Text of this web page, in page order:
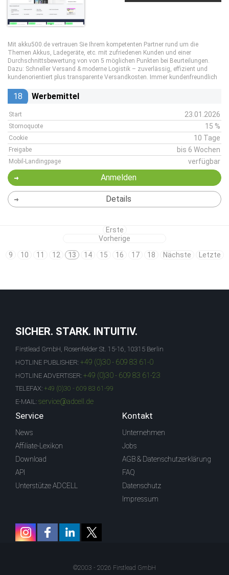
Mit akku500.de vertrauen Sie Ihrem kompetenten Partner rund um die
Themen Akkus, Ladegeräte, etc. mit zufriedenen Kunden und einer
Durchschnittsbewertung von von 5 möglichen Punkten bei Beurteilungen.
Dazu: Schneller Versand & moderne Logistik – zuverlässig, effizient und
kundenorientiert plus transparente Versandkosten. Immer kundenfreundlich
18 Werbemittel
Start 23.01.2026
Stornoquote 15 %
Cookie 10 Tage
Freigabe bis 6 Wochen
Mobil-Landingpage verfügbar
Anmelden
Details
Erste
Vorherige
9
10 11 12 13 14 15 16 17 18 Nächste Letzte
SICHER. STARK. INTUITIV.
Firstlead GmbH, Rosenfelder St. 15-16, 10315 Berlin
HOTLINE PUBLISHER: +49 (0)30 - 609 83 61-0
HOTLINE ADVERTISER: +49 (0)30 - 609 83 61-23
TELEFAX: +49 (0)30 - 609 83 61-99
E-MAIL: service@adcell.de
Service
News
Affiliate-Lexikon
Download
API
Unterstütze ADCELL
Kontakt
Unternehmen
Jobs
AGB & Datenschutzerklärung
FAQ
Datenschutz
Impressum
©2003 - 2026 Firstlead GmbH